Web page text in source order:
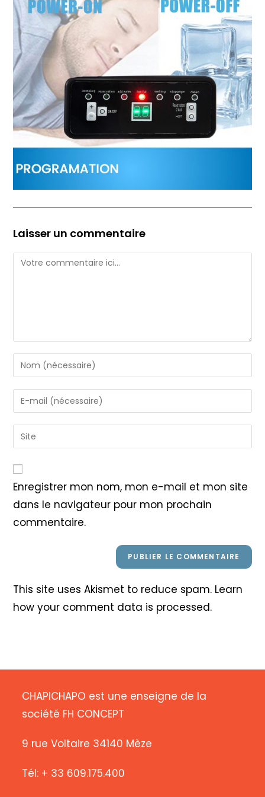
Laisser un commentaire
Comment
Enter
your
name
or
to
comment
Enter
your
email
address
Saisir
l’URL
votre
site
(facultatif)
Enregistrer mon nom, mon e-mail et mon site
dans le navigateur pour mon prochain
commentaire.
This site uses Akismet to reduce spam. Learn
how your comment data is processed.
CHAPICHAPO est une enseigne de la
société FH CONCEPT
9 rue Voltaire 34140 Mèze
Tél: + 33 609.175.400